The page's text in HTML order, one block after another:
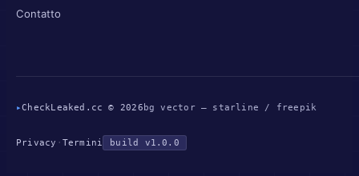
Contatto
▸CheckLeaked.cc © 2026 bg vector — starline / freepik
Privacy · Termini build v1.0.0